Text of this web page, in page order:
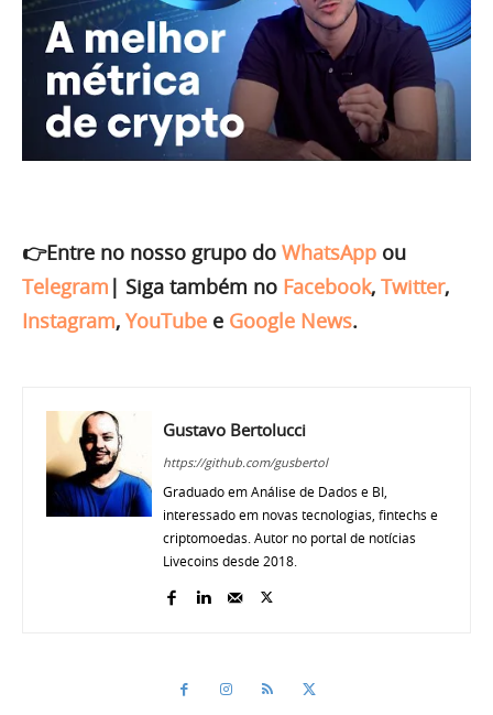
👉Entre no nosso grupo do WhatsApp ou
Telegram | Siga também no Facebook, Twitter,
Instagram, YouTube e Google News.
Gustavo Bertolucci
https://github.com/gusbertol
Graduado em Análise de Dados e BI,
interessado em novas tecnologias, fintechs e
criptomoedas. Autor no portal de notícias
Livecoins desde 2018.